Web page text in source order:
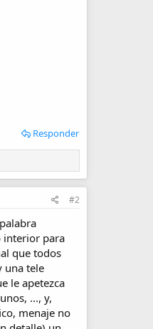
Responder
#2
interior para
que todos
una tele
le apetezca
..., y,
menaje no